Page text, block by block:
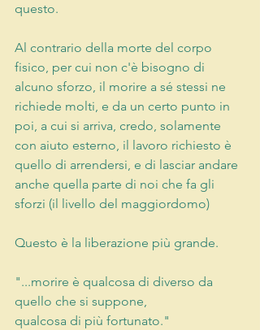
questo.
Al contrario della morte del corpo
fisico, per cui non c'è bisogno di
alcuno sforzo, il morire a sé stessi ne
richiede molti, e da un certo punto in
poi, a cui si arriva, credo, solamente
con aiuto esterno, il lavoro richiesto è
quello di arrendersi, e di lasciar andare
anche quella parte di noi che fa gli
sforzi (il livello del maggiordomo)
Questo è la liberazione più grande.
"...morire è qualcosa di diverso da
quello che si suppone,
qualcosa di più fortunato."